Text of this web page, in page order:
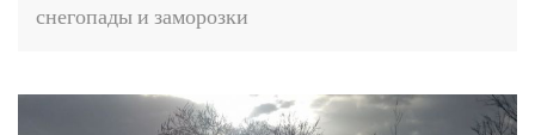
снегопады и заморозки